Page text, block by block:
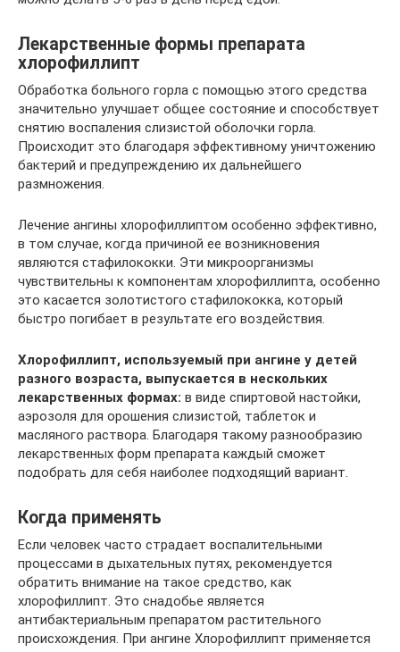
Лекарственные формы препарата
хлорофиллипт
Обработка больного горла с помощью этого средства
значительно улучшает общее состояние и способствует
снятию воспаления слизистой оболочки горла.
Происходит это благодаря эффективному уничтожению
бактерий и предупреждению их дальнейшего
размножения.
Лечение ангины хлорофиллиптом особенно эффективно,
в том случае, когда причиной ее возникновения
являются стафилококки. Эти микроорганизмы
чувствительны к компонентам хлорофиллипта, особенно
это касается золотистого стафилококка, который
быстро погибает в результате его воздействия.
Хлорофиллипт, используемый при ангине у детей
разного возраста, выпускается в нескольких
лекарственных формах: в виде спиртовой настойки,
аэрозоля для орошения слизистой, таблеток и
масляного раствора. Благодаря такому разнообразию
лекарственных форм препарата каждый сможет
подобрать для себя наиболее подходящий вариант.
Когда применять
Если человек часто страдает воспалительными
процессами в дыхательных путях, рекомендуется
обратить внимание на такое средство, как
хлорофиллипт. Это снадобье является
антибактериальным препаратом растительного
происхождения. При ангине Хлорофиллипт применяется